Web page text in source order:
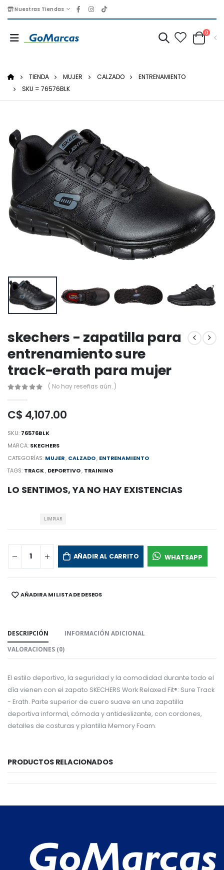
Nuestras Tiendas
0
TIENDA MUJER CALZADO
ENTRENAMIENTO
SKU = 76576BLK
skechers - zapatilla para
entrenamiento sure
track-erath para mujer
( No hay reseñas aún. )
C$ 4,107.00
SKU: 76576BLK
MARCA: SKECHERS
CATEGORÍAS: MUJER, CALZADO, ENTRENAMIENTO
TAGS: TRACK, DEPORTIVO, TRAINING
LO SENTIMOS, YA NO HAY EXISTENCIAS
LIMPIAR
AÑADIR AL CARRITO WHATSAPP
SHARE:AÑADIR A MI LISTA DE DESEOS
DESCRIPCIÓN
INFORMACIÓN ADICIONAL
VALORACIONES (0)
El estilo deportivo, la seguridad y la comodidad durante todo el
día vienen con el zapato SKECHERS Work Relaxed Fit®: Sure Track
- Erath. Parte superior de cuero suave en una zapatilla
deportiva informal, cómoda y antideslizante, con cordones,
detalles de costuras y plantilla Memory Foam.
PRODUCTOS RELACIONADOS